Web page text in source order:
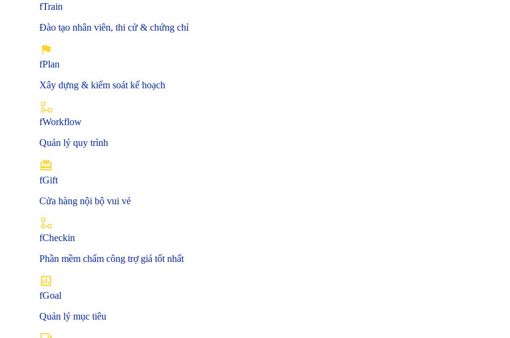
fTrain
Đào tạo nhân viên, thi cử & chứng chỉ
fPlan
Xây dựng & kiểm soát kế hoạch
fWorkflow
Quản lý quy trình
fGift
Cửa hàng nội bộ vui vẻ
fCheckin
Phần mềm chấm công trợ giá tốt nhất
fGoal
Quản lý mục tiêu